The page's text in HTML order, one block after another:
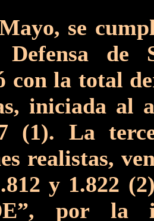
se
Defensa de
con la total
iniciada al
(1). La
realistas,
y 1.822
por la